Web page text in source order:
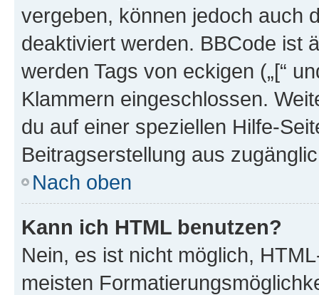
vergeben, können jedoch auch
deaktiviert werden. BBCode ist
werden Tags von eckigen („[“
Klammern eingeschlossen.
du auf einer speziellen Hilfe-
Beitragserstellung aus
Nach oben
Kann ich HTML benutzen?
Nein, es ist nicht möglich,
meisten